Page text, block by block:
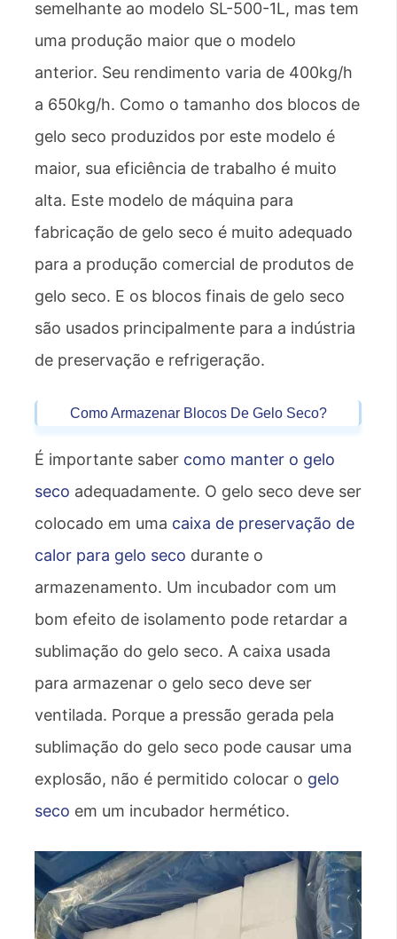
semelhante ao modelo SL-500-1L, mas tem
uma produção maior que o modelo
anterior. Seu rendimento varia de 400kg/h
a 650kg/h. Como o tamanho dos blocos de
gelo seco produzidos por este modelo é
maior, sua eficiência de trabalho é muito
alta. Este modelo de máquina para
fabricação de gelo seco é muito adequado
para a produção comercial de produtos de
gelo seco. E os blocos finais de gelo seco
são usados ​​principalmente para a indústria
de preservação e refrigeração.
Como Armazenar Blocos De Gelo Seco?
É importante saber como manter o gelo
seco adequadamente. O gelo seco deve ser
colocado em uma caixa de preservação de
calor para gelo seco durante o
armazenamento. Um incubador com um
bom efeito de isolamento pode retardar a
sublimação do gelo seco. A caixa usada
para armazenar o gelo seco deve ser
ventilada. Porque a pressão gerada pela
sublimação do gelo seco pode causar uma
explosão, não é permitido colocar o gelo
seco em um incubador hermético.